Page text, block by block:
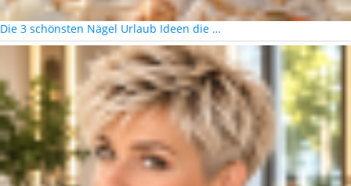
Die 3 schönsten Nägel Urlaub Ideen die …